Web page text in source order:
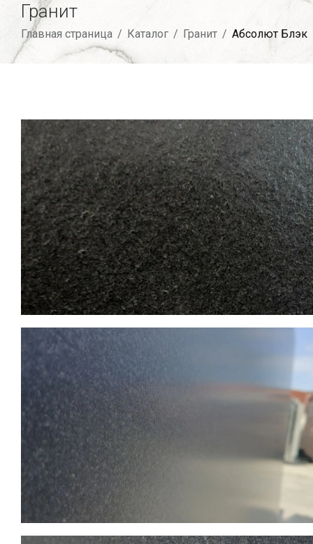
Гранит
Главная страница / Каталог / Гранит / Абсолют Блэк